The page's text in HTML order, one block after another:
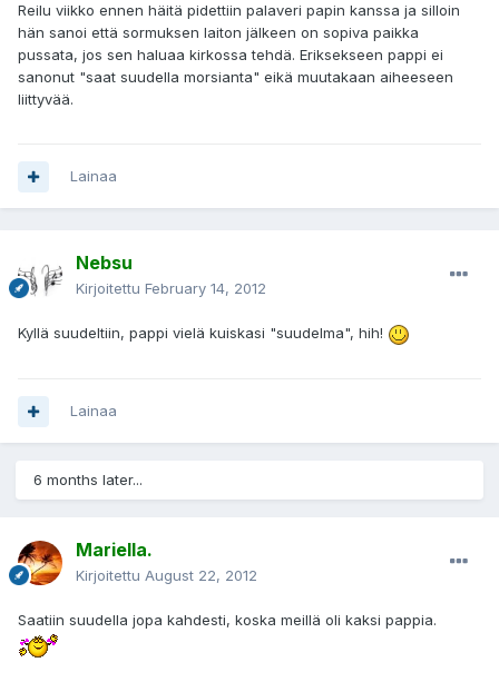
Reilu viikko ennen häitä pidettiin palaveri papin kanssa ja silloin
hän sanoi että sormuksen laiton jälkeen on sopiva paikka
pussata, jos sen haluaa kirkossa tehdä. Eriksekseen pappi ei
sanonut "saat suudella morsianta" eikä muutakaan aiheeseen
liittyvää.
Lainaa
Nebsu
Kirjoitettu February 14, 2012
Kyllä suudeltiin, pappi vielä kuiskasi "suudelma", hih!
Lainaa
6 months later...
Mariella.
Kirjoitettu August 22, 2012
Saatiin suudella jopa kahdesti, koska meillä oli kaksi pappia.